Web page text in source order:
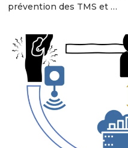
prévention des TMS et …